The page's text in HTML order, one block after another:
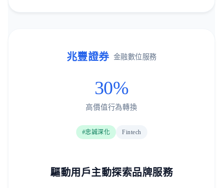
兆豐證券 金融數位服務
30%
高價值行為轉換
#忠誠深化 Fintech
驅動用戶主動探索品牌服務